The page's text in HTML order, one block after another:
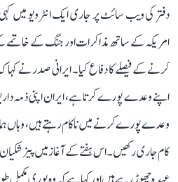
دفتر کی ویب سائٹ پر جاری ایک انٹرویو میں
امریکہ کے ساتھ مذاکرات اور جنگ کے خاتمے
کرنے کے فیصلے کا دفاع کیا۔ ایرانی صدر نے
اپنے وعدے پورے کرتا ہے، ایران اپنی ذمہ
وعدے پورے کرنے میں ناکام رہتے ہیں، وہاں
کام جاری رکھیں۔ اس ہفتے کے آغاز میں